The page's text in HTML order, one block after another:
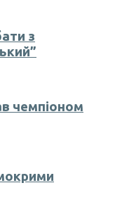
з
чемпіоном